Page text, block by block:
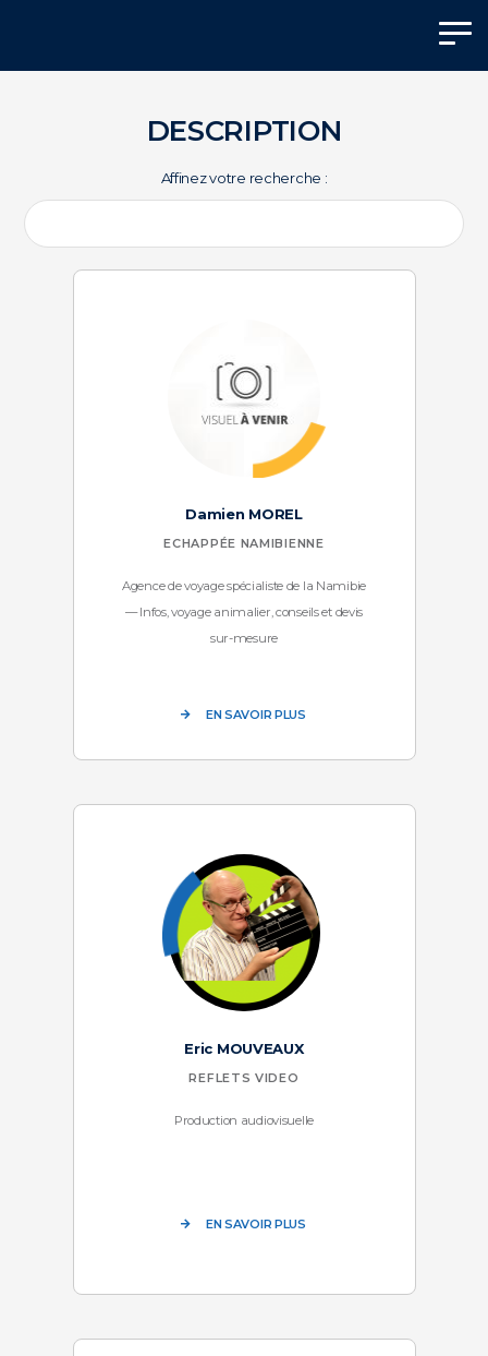
DESCRIPTION
Affinez votre recherche :
Damien MOREL
ECHAPPÉE NAMIBIENNE
Agence de voyage spécialiste de la Namibie
— Infos, voyage animalier, conseils et devis
sur-mesure
EN SAVOIR PLUS
Eric MOUVEAUX
REFLETS VIDEO
Production audiovisuelle
EN SAVOIR PLUS